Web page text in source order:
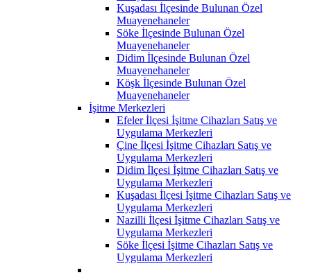
Kuşadası İlçesinde Bulunan Özel
Muayenehaneler
Söke İlçesinde Bulunan Özel
Muayenehaneler
Didim İlçesinde Bulunan Özel
Muayenehaneler
Köşk İlçesinde Bulunan Özel
Muayenehaneler
İşitme Merkezleri
Efeler İlçesi İşitme Cihazları Satış ve
Uygulama Merkezleri
Çine İlçesi İşitme Cihazları Satış ve
Uygulama Merkezleri
Didim İlçesi İşitme Cihazları Satış ve
Uygulama Merkezleri
Kuşadası İlçesi İşitme Cihazları Satış ve
Uygulama Merkezleri
Nazilli İlçesi İşitme Cihazları Satış ve
Uygulama Merkezleri
Söke İlçesi İşitme Cihazları Satış ve
Uygulama Merkezleri